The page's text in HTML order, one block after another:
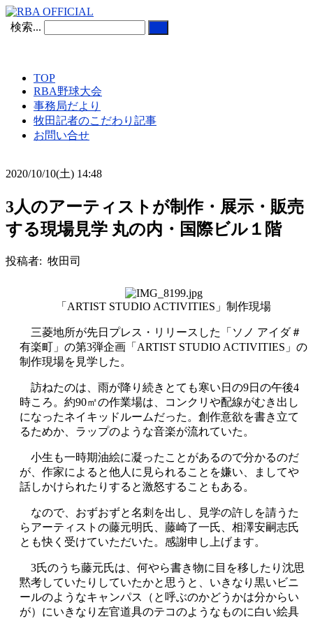
検索...
TOP
RBA野球大会
事務局だより
牧田記者のこだわり記事
お問い合せ
2020/10/10(土) 14:48
3人のアーティストが制作・展示・販売
する現場見学 丸の内・国際ビル１階
投稿者: 牧田司
「ARTIST STUDIO ACTIVITIES」制作現場
三菱地所が先日プレス・リリースした「ソノ アイダ＃
有楽町」の第3弾企画「ARTIST STUDIO ACTIVITIES」の
制作現場を見学した。
訪ねたのは、雨が降り続きとても寒い日の9日の午後4
時ころ。約90㎡の作業場は、コンクリや配線がむき出し
になったネイキッドルームだった。創作意欲を書き立て
るためか、ラップのような音楽が流れていた。
小生も一時期油絵に凝ったことがあるので分かるのだ
が、作家によると他人に見られることを嫌い、ましてや
話しかけられたりすると激怒することもある。
なので、おずおずと名刺を出し、見学の許しを請うた
らアーティストの藤元明氏、藤崎了一氏、相澤安嗣志氏
とも快く受けていただいた。感謝申し上げます。
3氏のうち藤元氏は、何やら書き物に目を移したり沈思
黙考していたりしていたかと思うと、いきなり黒いビニ
ールのようなキャンパス（と呼ぶのかどうかは分からい
が）にいきなり左官道具のテコのようなものに白い絵具